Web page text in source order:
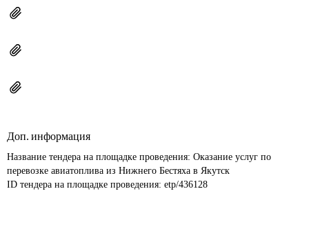
Доп. информация
Название тендера на площадке проведения: Оказание услуг по
перевозке авиатоплива из Нижнего Бестяха в Якутск
ID тендера на площадке проведения: etp/436128